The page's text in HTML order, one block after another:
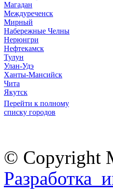
Магадан
Междуреченск
Мирный
Набережные Челны
Нерюнгри
Нефтекамск
Тулун
Улан-Удэ
Ханты-Мансийск
Чита
Якутск
Перейти к полному
списку городов
© Copyright
Разработка